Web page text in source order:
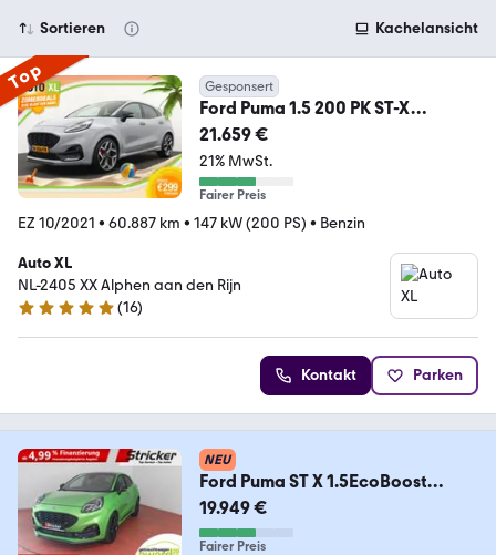
Sortieren Kachelansicht
Top Gesponsert
Ford Puma 1.5 200 PK ST-X
Recaro/Kuipstoelen 19'LMV B
21.659 €
21% MwSt.
Fairer Preis
EZ 10/2021 • 60.887 km • 147 kW (200 PS) • Benzin
Auto XL
NL-2405 XX Alphen aan den Rijn
4.8 Sterne
(16)
Kontakt Parken
NEU
Ford Puma ST X 1.5EcoBoost
"Dragon" 237,-ohne Anzahlu
19.949 €
Fairer Preis